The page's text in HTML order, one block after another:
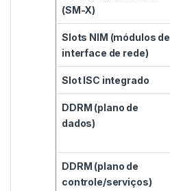
(SM-X)
Slots NIM (módulos de
interface de rede)
Slot ISC integrado
DDRM (plano de
dados)
DDRM (plano de
controle/serviços)